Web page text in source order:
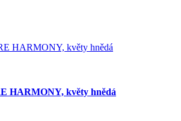
HARMONY, květy hnědá